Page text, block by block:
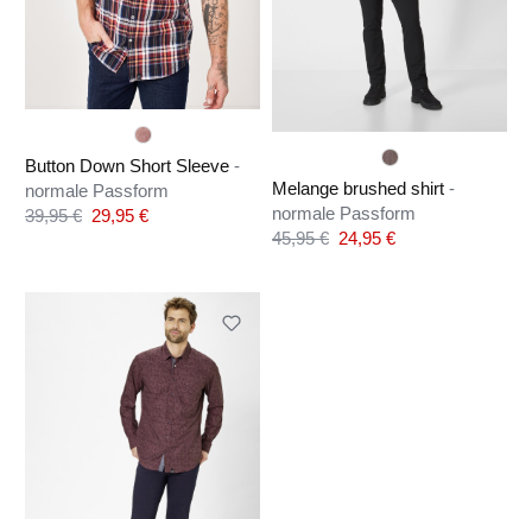
Button Down Short Sleeve -
normale Passform
Verkaufspreis:
29,95 €
Regulärer Preis:
39,95 €
Melange brushed shirt -
normale Passform
Verkaufspreis:
24,95 €
Regulärer Preis:
45,95 €